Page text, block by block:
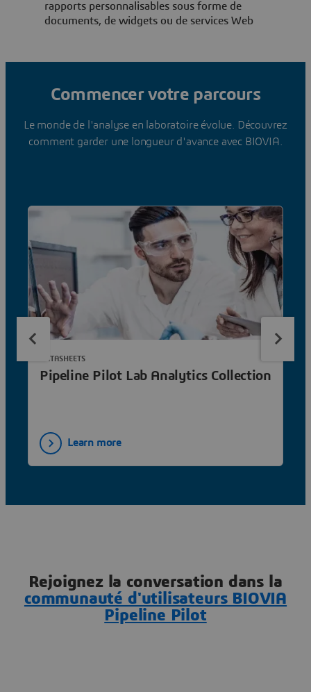
rapports personnalisables sous forme de
documents, de widgets ou de services Web
Commencer votre parcours
Le monde de l'analyse en laboratoire évolue. Découvrez
comment garder une longueur d'avance avec BIOVIA.
Pipeline Pilot Lab Analytics Collection
DATASHEETS
Learn more
Rejoignez la conversation dans la
communauté d'utilisateurs BIOVIA
Pipeline Pilot